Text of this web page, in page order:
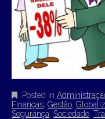
Posted in
Finanças Gestão
Segurança Sociedade